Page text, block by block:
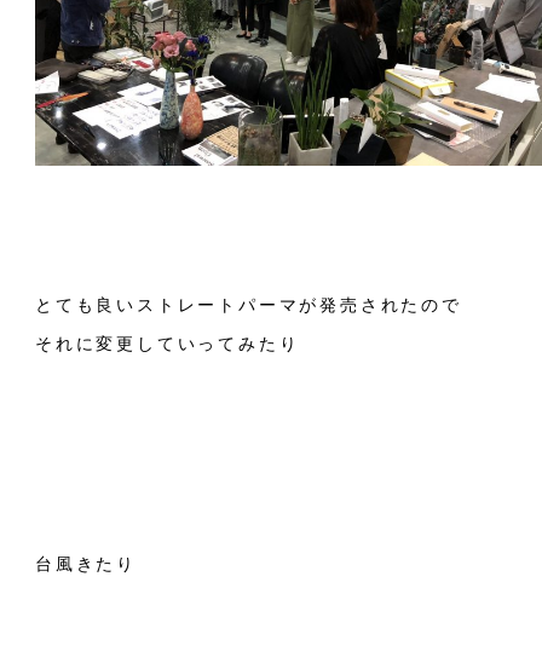
とても良いストレートパーマが発売されたので
それに変更していってみたり
台風きたり